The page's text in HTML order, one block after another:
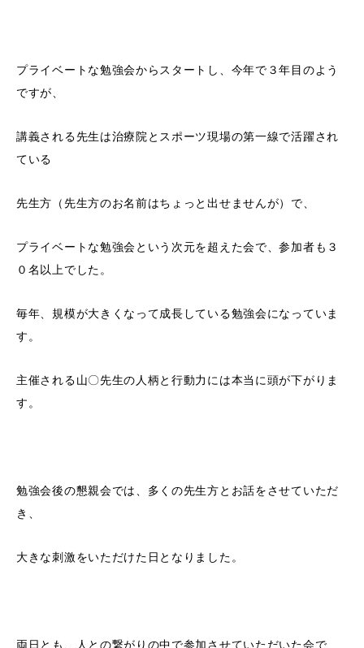
プライベートな勉強会からスタートし、今年で３年目のよう
ですが、
講義される先生は治療院とスポーツ現場の第一線で活躍され
ている
先生方（先生方のお名前はちょっと出せませんが）で、
プライベートな勉強会という次元を超えた会で、参加者も３
０名以上でした。
毎年、規模が大きくなって成長している勉強会になっていま
す。
主催される山〇先生の人柄と行動力には本当に頭が下がりま
す。
勉強会後の懇親会では、多くの先生方とお話をさせていただ
き、
大きな刺激をいただけた日となりました。
両日とも、人との繋がりの中で参加させていただいた会で